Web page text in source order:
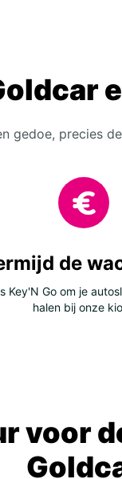
gedoe, precies
de
Key'N Go om je
halen bij onze
voor